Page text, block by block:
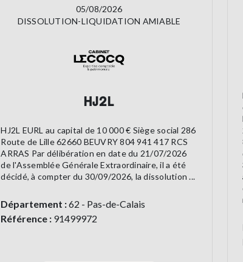
05/08/2026
DISSOLUTION-LIQUIDATION AMIABLE
HJ2L
HJ2L EURL au capital de 10 000 € Siège social 286
Route de Lille 62660 BEUVRY 804 941 417 RCS
ARRAS Par délibération en date du 21/07/2026
de l'Assemblée Générale Extraordinaire, il a été
décidé, à compter du 30/09/2026, la dissolution ...
Département :62 - Pas-de-Calais
Référence : 91499972